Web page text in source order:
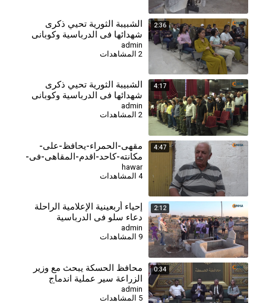
2:36
الشبيبة الثورية تحيي ذكرى
شهدائها في الدرباسية وكوباني
وتؤكد مواصلة مسيرة النضال-
درباسية
admin
4:17
⁣الشبيبة الثورية تحيي ذكرى
شهدائها في الدرباسية وكوباني
وتؤكد مواصلة مسيرة النضال-
كوباني
admin
2 المشاهدات
4:47
مقهى-الحمراء-يحافظ-على-
مكانته-كاحد-اقدم-المقاهي-في-
الدرباسية-2026-7-28
hawar
2:12
⁣إحياء أربعينية الإعلامية الراحلة
دعاء سلو في الدرباسية
admin
9 المشاهدات
0:34
محافظ الحسكة يبحث مع وزير
الزراعة سير عملية اندماج
المؤسسات الزراعية
admin
5 المشاهدات